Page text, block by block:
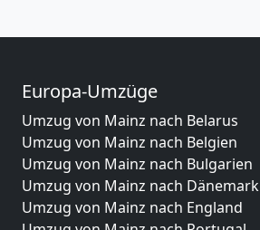
Europa-Umzüge
Umzug von Mainz nach Belarus
Umzug von Mainz nach Belgien
Umzug von Mainz nach Bulgarien
Umzug von Mainz nach Dänemark
Umzug von Mainz nach England